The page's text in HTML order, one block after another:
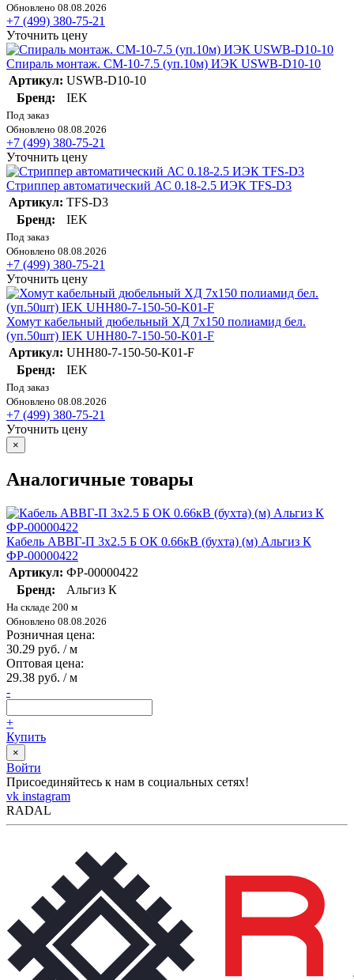
Обновлено 08.08.2026
+7 (499) 380-75-21
Уточнить цену
Спираль монтаж. СМ-10-7.5 (уп.10м) ИЭК USWB-D10-10
Артикул: USWB-D10-10
Бренд:
IEK
Под заказ
Обновлено 08.08.2026
+7 (499) 380-75-21
Уточнить цену
Стриппер автоматический АС 0.18-2.5 ИЭК TFS-D3
Артикул: TFS-D3
Бренд:
IEK
Под заказ
Обновлено 08.08.2026
+7 (499) 380-75-21
Уточнить цену
Хомут кабельный дюбельный ХД 7х150 полиамид бел.
(уп.50шт) IEK UHH80-7-150-50-K01-F
Артикул: UHH80-7-150-50-K01-F
Бренд:
IEK
Под заказ
Обновлено 08.08.2026
+7 (499) 380-75-21
Уточнить цену
×
Аналогичные товары
Кабель АВВГ-П 3х2.5 Б ОК 0.66кВ (бухта) (м) Альгиз К
ФР-00000422
Артикул: ФР-00000422
Бренд:
Альгиз К
На складе 200 м
Обновлено 08.08.2026
Розничная цена:
30.29 руб. / м
Оптовая цена:
29.38 руб. / м
-
+
Купить
×
Войти
Присоединяйтесь к нам в социальных сетях!
vk instagram
RADAL